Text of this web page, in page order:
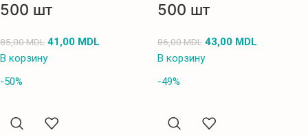
500 шт
85,00MDL 41,00 MDL
В корзину
500 шт
86,00MDL 43,00 MDL
В корзину
-50%
-49%